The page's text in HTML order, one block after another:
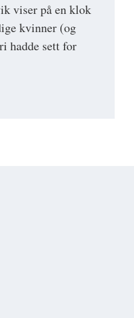
viser på en klok
kvinner (og
hadde sett for